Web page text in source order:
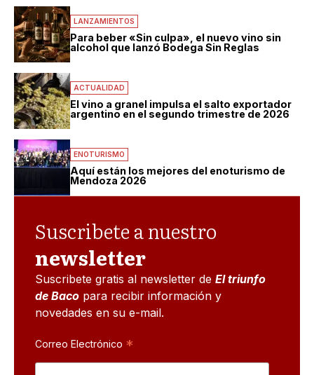
LANZAMIENTOS
Para beber «Sin culpa», el nuevo vino sin
alcohol que lanzó Bodega Sin Reglas
ACTUALIDAD
El vino a granel impulsa el salto exportador
argentino en el segundo trimestre de 2026
ENOTURISMO
Aquí están los mejores del enoturismo de
Mendoza 2026
Suscribete a nuestro
newsletter
Suscribete gratis al newsletter de El triunfo
de Baco para recibir información y
novedades en su e-mail.
Correo Electrónico *